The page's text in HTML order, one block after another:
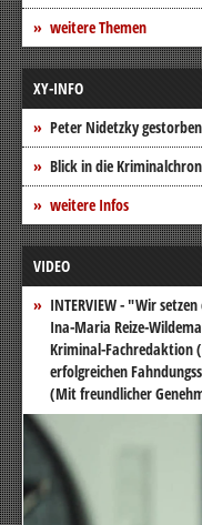
weitere Themen
XY-INFO
Peter Nidetzky gestorben
Blick in die
weitere Infos
VIDEO
INTERVIEW - "Wir
Ina-Maria Reize-
Kriminal-Fachredaktion
erfolgreichen
(Mit freundlicher
Video-
Player